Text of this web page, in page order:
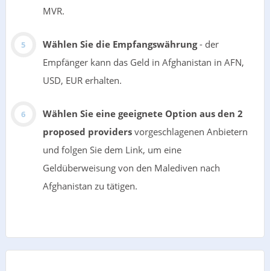
MVR.
Wählen Sie die Empfangswährung- der
Empfänger kann das Geld in Afghanistan in AFN,
USD, EUR erhalten.
Wählen Sie eine geeignete Option aus den 2
proposed providersvorgeschlagenen Anbietern
und folgen Sie dem Link, um eine
Geldüberweisung von den Malediven nach
Afghanistan zu tätigen.